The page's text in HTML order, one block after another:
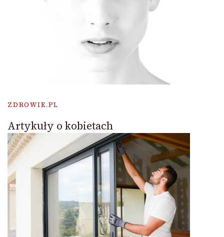
ZDROWIE.PL
Artykuły o kobietach